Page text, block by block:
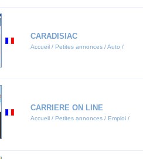
CARADISIAC
Accueil / Petites annonces / Auto /
CARRIERE ON LINE
Accueil / Petites annonces / Emploi /